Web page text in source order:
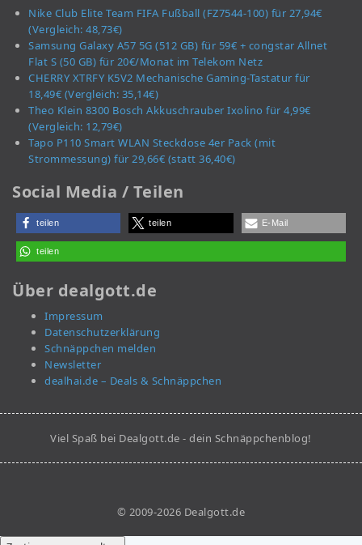
Nike Club Elite Team FIFA Fußball (FZ7544-100) für 27,94€
(Vergleich: 48,73€)
Samsung Galaxy A57 5G (512 GB) für 59€ + congstar Allnet
Flat S (50 GB) für 20€/Monat im Telekom Netz
CHERRY XTRFY K5V2 Mechanische Gaming-Tastatur für
18,49€ (Vergleich: 35,14€)
Theo Klein 8300 Bosch Akkuschrauber Ixolino für 4,99€
(Vergleich: 12,79€)
Tapo P110 Smart WLAN Steckdose 4er Pack (mit
Strommessung) für 29,66€ (statt 36,40€)
Social Media / Teilen
teilen teilen E-Mail
teilen
Über dealgott.de
Impressum
Datenschutzerklärung
Schnäppchen melden
Newsletter
dealhai.de – Deals & Schnäppchen
Viel Spaß bei Dealgott.de - dein Schnäppchenblog!
© 2009-2026 Dealgott.de